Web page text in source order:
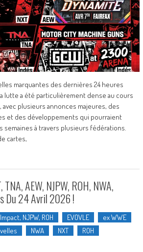
marquantes des dernières 24 heures
lutte a été particulièrement dense au cours
plusieurs annonces majeures, des
et des développements qui pourraient
à travers plusieurs fédérations.
cartes,
AEW, NJPW, ROH, NWA,
Du 24 Avril 2026 !
NJPW, ROH EVOVLE
ex WWE
NWA NXT
ROH